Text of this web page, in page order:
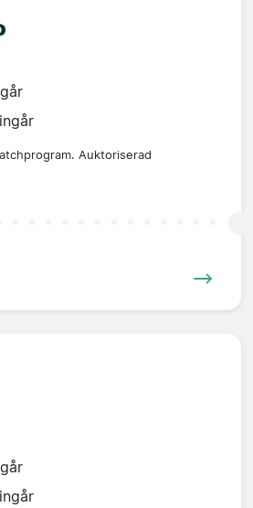
Auktoriserad